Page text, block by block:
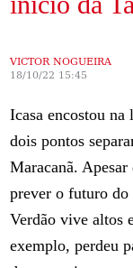
VICTOR NOGUEIRA
18/10/22 15:45
Icasa encostou na
dois pontos
Maracanã.
prever o futuro do
Verdão vive altos
exemplo, perdeu